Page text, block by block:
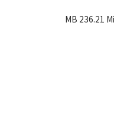
MB 236.21